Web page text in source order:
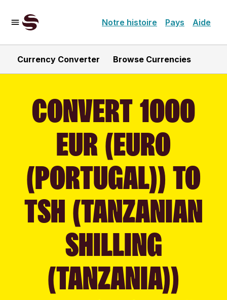
Notre histoire Pays Aide
Currency Converter Browse Currencies
CONVERT 1000
EUR (EURO
(PORTUGAL)) TO
TSH (TANZANIAN
SHILLING
(TANZANIA))